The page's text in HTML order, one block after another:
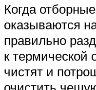
Когда
оказываются
правильно
к термической
чистят и
очистить